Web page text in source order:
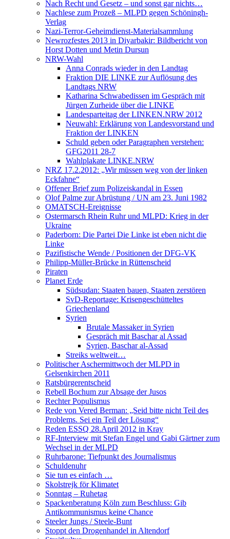
Nach Recht und Gesetz – und sonst gar nichts…
Nachlese zum Prozeß – MLPD gegen Schöningh-
Verlag
Nazi-Terror-Geheimdienst-Materialsammlung
Newrozfestes 2013 in Diyarbakir: Bildbericht von
Horst Dotten und Metin Dursun
NRW-Wahl
Anna Conrads wieder in den Landtag
Fraktion DIE LINKE zur Auflösung des
Landtags NRW
Katharina Schwabedissen im Gespräch mit
Jürgen Zurheide über die LINKE
Landesparteitag der LINKEN.NRW 2012
Neuwahl: Erklärung von Landesvorstand und
Fraktion der LINKEN
Schuld geben oder Paragraphen verstehen:
GFG2011 28-7
Wahlplakate LINKE.NRW
NRZ 17.2.2012: „Wir müssen weg von der linken
Eckfahne“
Offener Brief zum Polizeiskandal in Essen
Olof Palme zur Abrüstung / UN am 23. Juni 1982
OMATSCH-Ereignisse
Ostermarsch Rhein Ruhr und MLPD: Krieg in der
Ukraine
Paderborn: Die Partei Die Linke ist eben nicht die
Linke
Pazifistische Wende / Positionen der DFG-VK
Philipp-Müller-Brücke in Rüttenscheid
Piraten
Planet Erde
Südsudan: Staaten bauen, Staaten zerstören
SvD-Reportage: Krisengeschütteltes
Griechenland
Syrien
Brutale Massaker in Syrien
Gespräch mit Baschar al Assad
Syrien, Baschar al-Assad
Streiks weltweit…
Politischer Aschermittwoch der MLPD in
Gelsenkirchen 2011
Ratsbürgerentscheid
Rebell Bochum zur Absage der Jusos
Rechter Populismus
Rede von Vered Berman: „Seid bitte nicht Teil des
Problems. Sei ein Teil der Lösung“
Reden ESSQ 28.April 2012 in Kray
RF-Interview mit Stefan Engel und Gabi Gärtner zum
Wechsel in der MLPD
Ruhrbarone: Tiefpunkt des Journalismus
Schuldenuhr
Sie tun es einfach …
Skolstrejk för Klimatet
Sonntag – Ruhetag
Spackenberatung Köln zum Beschluss: Gib
Antikommunismus keine Chance
Steeler Jungs / Steele-Bunt
Stoppt den Drogenhandel in Altendorf